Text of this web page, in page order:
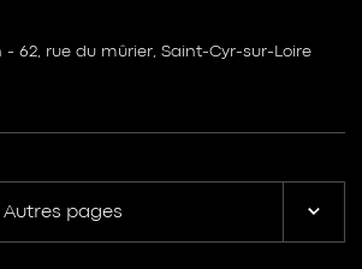
- 62, rue du mûrier, Saint-Cyr-sur-Loire
Autres pages